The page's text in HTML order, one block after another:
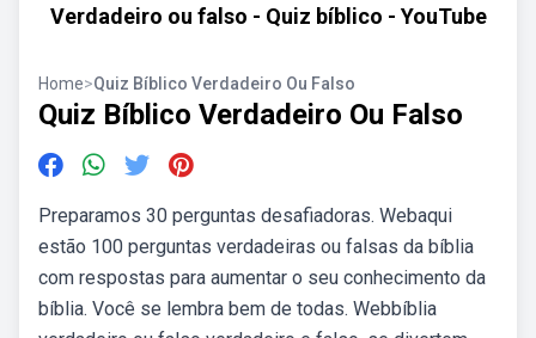
Verdadeiro ou falso - Quiz bíblico - YouTube
Home>Quiz Bíblico Verdadeiro Ou Falso
Quiz Bíblico Verdadeiro Ou Falso
Preparamos 30 perguntas desafiadoras. Webaqui
estão 100 perguntas verdadeiras ou falsas da bíblia
com respostas para aumentar o seu conhecimento da
bíblia. Você se lembra bem de todas. Webbíblia